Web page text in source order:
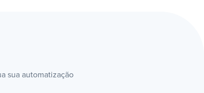
sua automatização